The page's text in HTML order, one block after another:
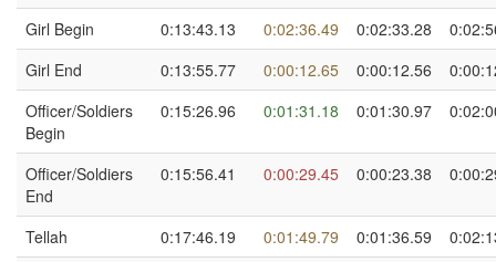
Girl Begin
0:13:43.13 0:02:36.49 0:02:33.28
Girl End
0:13:55.77 0:00:12.65 0:00:12.56
Officer/Soldiers
Begin
0:15:26.96 0:01:31.18 0:01:30.97
Officer/Soldiers
End
0:15:56.41 0:00:29.45 0:00:23.38
Tellah 0:17:46.19 0:01:49.79 0:01:36.59